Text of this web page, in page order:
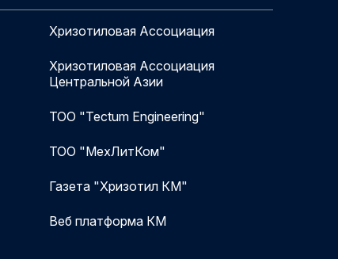
Хризотиловая Ассоциация
Хризотиловая Ассоциация
Центральной Азии
ТОО "Tectum Engineering"
ТОО "МехЛитКом"
Газета "Хризотил КМ"
Веб платформа КМ